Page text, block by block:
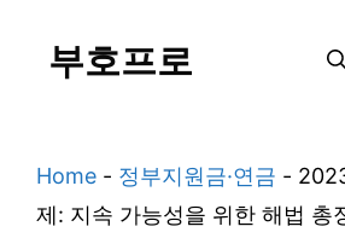
부호프로
Home - 정부지원금·연금 -
제: 지속 가능성을 위한 해법 총